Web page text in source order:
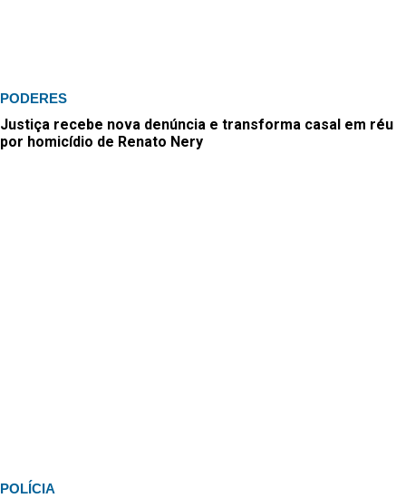
PODERES
Justiça recebe nova denúncia e transforma casal em réu
por homicídio de Renato Nery
POLÍCIA